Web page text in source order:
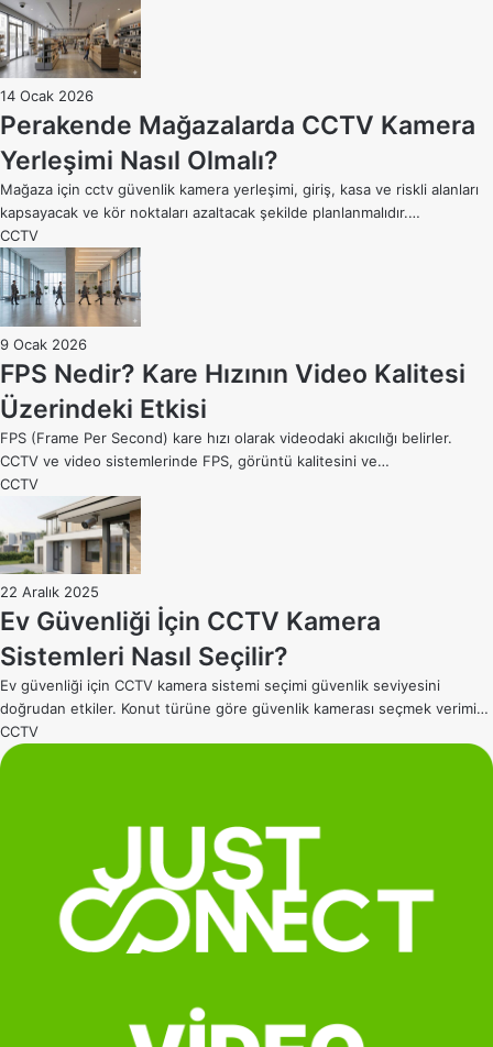
14 Ocak 2026
Perakende Mağazalarda CCTV Kamera
Yerleşimi Nasıl Olmalı?
Mağaza için cctv güvenlik kamera yerleşimi, giriş, kasa ve riskli alanları
kapsayacak ve kör noktaları azaltacak şekilde planlanmalıdır.…
CCTV
9 Ocak 2026
FPS Nedir? Kare Hızının Video Kalitesi
Üzerindeki Etkisi
FPS (Frame Per Second) kare hızı olarak videodaki akıcılığı belirler.
CCTV ve video sistemlerinde FPS, görüntü kalitesini ve…
CCTV
22 Aralık 2025
Ev Güvenliği İçin CCTV Kamera
Sistemleri Nasıl Seçilir?
Ev güvenliği için CCTV kamera sistemi seçimi güvenlik seviyesini
doğrudan etkiler. Konut türüne göre güvenlik kamerası seçmek verimi…
CCTV